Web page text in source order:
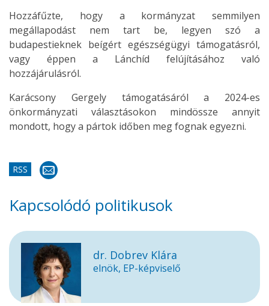
Hozzáfűzte, hogy a kormányzat semmilyen
megállapodást nem tart be, legyen szó a
budapestieknek beígért egészségügyi támogatásról,
vagy éppen a Lánchíd felújításához való
hozzájárulásról.
Karácsony Gergely támogatásáról a 2024-es
önkormányzati választásokon mindössze annyit
mondott, hogy a pártok időben meg fognak egyezni.
RSS
Kapcsolódó politikusok
dr. Dobrev Klára
elnök, EP-képviselő